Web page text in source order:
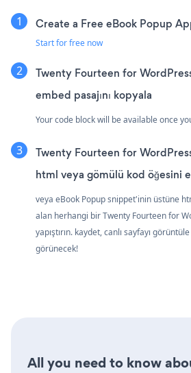
Create a Free eBook Popup
Start for free now
Twenty Fourteen for
embed pasajını kopyala
Your code block will be available once
Twenty Fourteen for
html veya gömülü kod öğesini
veya eBook Popup snippet'inin üstüne
alan herhangi bir Twenty Fourteen for
yapıştırın. kaydet, canlı sayfayı
görünecek!
All you need to know